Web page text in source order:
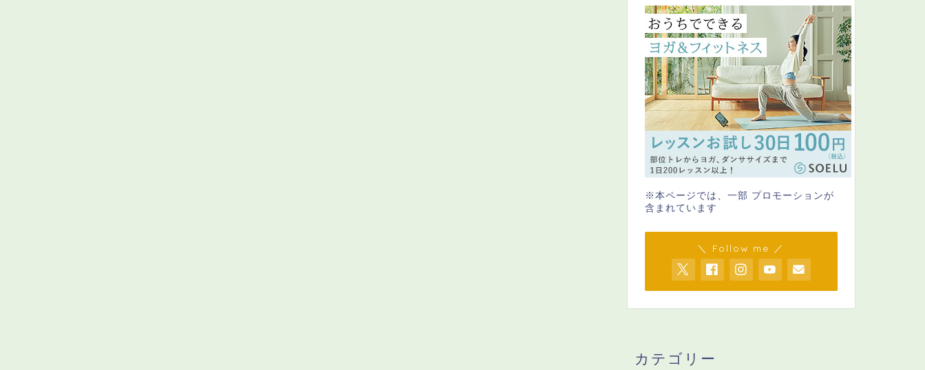
※本ページでは、一部 プロモーションが
含まれています
＼ Follow me ／
カテゴリー